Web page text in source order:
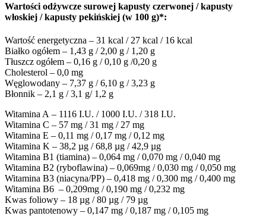
Wartości odżywcze surowej kapusty czerwonej / kapusty
włoskiej / kapusty pekińskiej (w 100 g)*:
Wartość energetyczna – 31 kcal / 27 kcal / 16 kcal
Białko ogółem – 1,43 g / 2,00 g / 1,20 g
Tłuszcz ogółem – 0,16 g / 0,10 g /0,20 g
Cholesterol – 0,0 mg
Węglowodany – 7,37 g / 6,10 g / 3,23 g
Błonnik – 2,1 g / 3,1 g/ 1,2 g
Witamina A – 1116 I.U. / 1000 I.U. / 318 I.U.
Witamina C – 57 mg / 31 mg / 27 mg
Witamina E – 0,11 mg / 0,17 mg / 0,12 mg
Witamina K – 38,2 µg / 68,8 µg / 42,9 µg
Witamina B1 (tiamina) – 0,064 mg / 0,070 mg / 0,040 mg
Witamina B2 (ryboflawina) – 0,069mg / 0,030 mg / 0,050 mg
Witamina B3 (niacyna/PP) – 0,418 mg / 0,300 mg / 0,400 mg
Witamina B6 – 0,209mg / 0,190 mg / 0,232 mg
Kwas foliowy – 18 µg / 80 µg / 79 µg
Kwas pantotenowy – 0,147 mg / 0,187 mg / 0,105 mg